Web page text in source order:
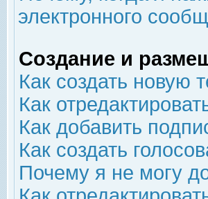
электронного
Создание и
Как создать новую
Как
Как добавить
Как создать
Почему я не могу